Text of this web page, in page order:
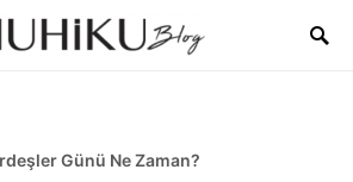
Günü Ne Zaman?